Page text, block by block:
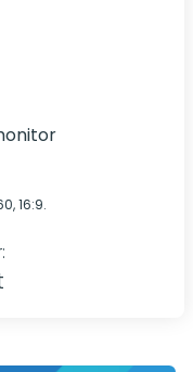
16:9.